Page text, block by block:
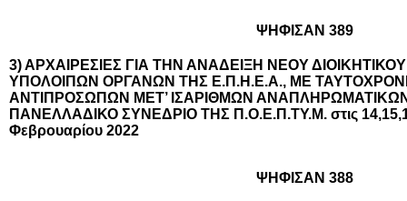
ΨΗΦΙΣΑΝ 389
3) ΑΡΧΑΙΡΕΣΙΕΣ ΓΙΑ ΤΗΝ ΑΝΑΔΕΙΞΗ ΝΕΟΥ
ΥΠΟΛΟΙΠΩΝ ΟΡΓΑΝΩΝ ΤΗΣ Ε.Π.Η.Ε.Α., ΜΕ
ΑΝΤΙΠΡΟΣΩΠΩΝ ΜΕΤ’ ΙΣΑΡΙΘΜΩΝ
ΠΑΝΕΛΛΑΔΙΚΟ ΣΥΝΕΔΡΙΟ ΤΗΣ Π.Ο.Ε.Π.ΤΥ.Μ. στις
Φεβρουαρίου 2022
ΨΗΦΙΣΑΝ 388